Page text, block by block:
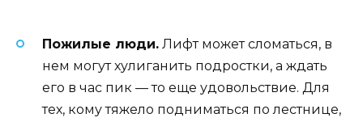
Пожилые люди. Лифт может сломаться, в
нем могут хулиганить подростки, а ждать
его в час пик — то еще удовольствие. Для
тех, кому тяжело подниматься по лестнице,